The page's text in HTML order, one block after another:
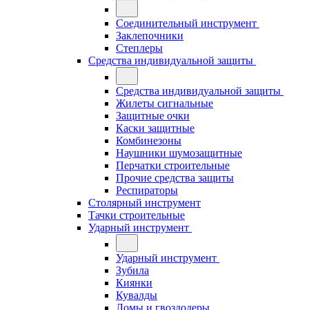
Соединительный инструмент
Заклепочники
Степлеры
Средства индивидуальной защиты
Средства индивидуальной защиты
Жилеты сигнальные
Защитные очки
Каски защитные
Комбинезоны
Наушники шумозащитные
Перчатки строительные
Прочие средства защиты
Респираторы
Столярный инструмент
Тачки строительные
Ударный инструмент
Ударный инструмент
Зубила
Киянки
Кувалды
Ломы и гвоздодеры